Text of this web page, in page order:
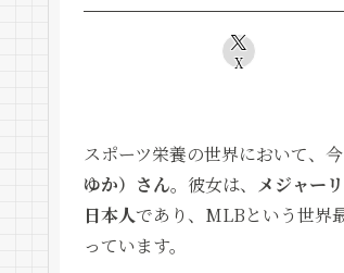
X
スポーツ栄養の世界において、
ゆか）さん。彼女は、 メジャー
日本人であり、MLBという世界
っています。